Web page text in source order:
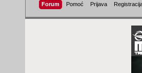
Forum Pomoć Prijava